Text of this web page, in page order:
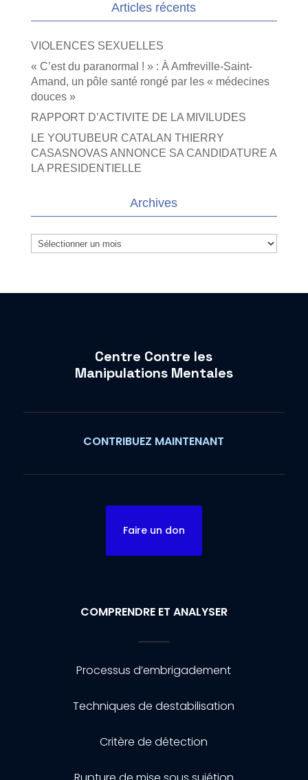
Articles récents
VIOLENCES SEXUELLES
« C’est du paranormal ! » : À Amfreville-Saint-
Amand, un pôle santé rongé par les « médecines
douces »
RAPPORT D’ACTIVITE DE LA MIVILUDES
LE YOUTUBEUR CATALAN THIERRY
CASASNOVAS ANNONCE SA CANDIDATURE A
LA PRESIDENTIELLE
Archives
Archives
Centre Contre les
Manipulations Mentales
CONTRIBUEZ MAINTENANT
Faire un don
COMPRENDRE ET ANALYSER
Processus d’embrigadement
Techniques de destabilisation
Critère de détection